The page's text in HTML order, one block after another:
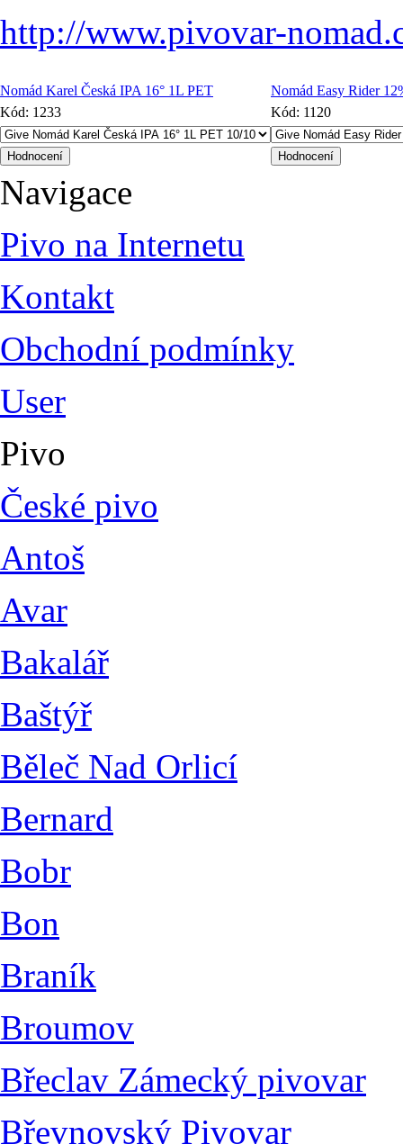
http://www.pivovar-
Nomád Karel Česká IPA 16° 1L PET
Kód: 1233
Nomád Easy Rider
Kód: 1120
Navigace
Pivo na Internetu
Kontakt
Obchodní podmínky
User
Pivo
České pivo
Antoš
Avar
Bakalář
Baštýř
Běleč Nad Orlicí
Bernard
Bobr
Bon
Braník
Broumov
Břeclav Zámecký pivovar
Břevnovský Pivovar